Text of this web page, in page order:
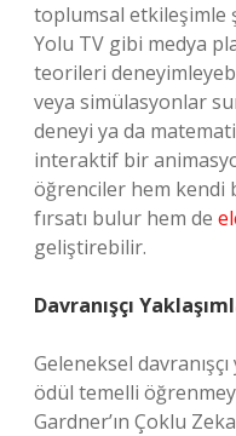
toplumsal etkileşimle
Yolu TV gibi medya
teorileri
veya simülasyonlar
deneyi ya da
interaktif bir
öğrenciler hem kendi
fırsatı bulur hem de
geliştirebilir.
Davranışçı
Geleneksel
ödül temelli
Gardner’ın Çoklu